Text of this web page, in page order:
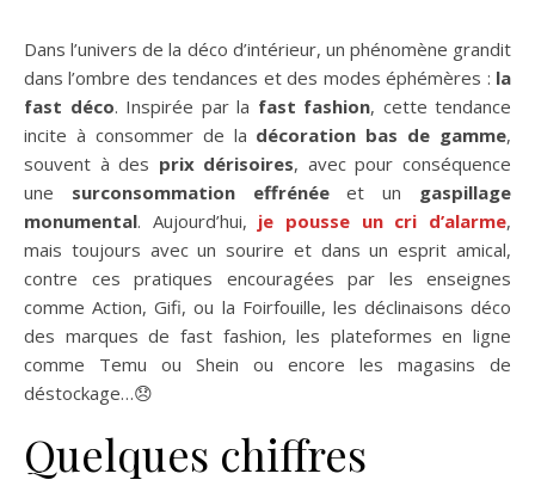
Dans l’univers de la déco d’intérieur, un phénomène grandit
dans l’ombre des tendances et des modes éphémères : la
fast déco. Inspirée par la fast fashion, cette tendance
incite à consommer de la décoration bas de gamme,
souvent à des prix dérisoires, avec pour conséquence
une surconsommation effrénéeet un gaspillage
monumental. Aujourd’hui, je pousse un cri d’alarme,
mais toujours avec un sourire et dans un esprit amical,
contre ces pratiques encouragées par les enseignes
comme Action, Gifi, ou la Foirfouille, les déclinaisons déco
des marques de fast fashion, les plateformes en ligne
comme Temu ou Shein ou encore les magasins de
déstockage…😞
Quelques chiffres